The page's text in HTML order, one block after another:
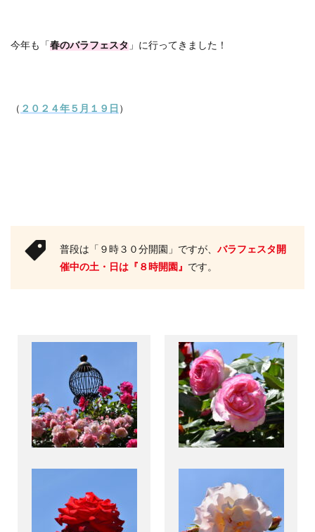
今年も「春のバラフェスタ 」に行ってきました！
（ ２０２４年５月１９日 ）
普段は「９時３０分開園」ですが、 バラフェスタ開
催中の土・日は『８時開園』 です。